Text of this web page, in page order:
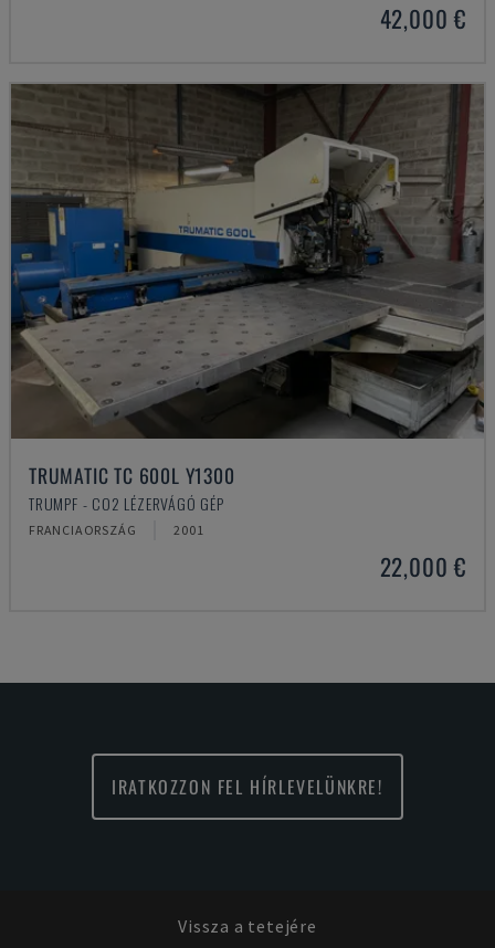
42,000 €
TRUMATIC TC 600L Y1300
TRUMPF - CO2 LÉZERVÁGÓ GÉP
FRANCIAORSZÁG 2001
22,000 €
IRATKOZZON FEL HÍRLEVELÜNKRE!
Vissza a tetejére